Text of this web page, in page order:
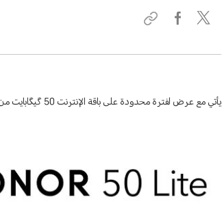
يأتي مع عرض لفترة محدودة على باقة الإنترنت 50 گيگابايت من KOREK Telecom